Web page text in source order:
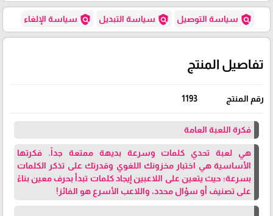
policy سياسة التوصيل policy سياسة التبديل policy سياسة الإلغاء
تفاصيل المنتج
رقم المنتج 1193
فكرة اللعبة العامة
هي لعبة تحدي كلمات وسرعة بديهة ممتعة جداً. فكرتها
الأساسية هي اختبار مخزونك اللغوي وقدرتك على تذكر الكلمات
بسرعة؛ حيث يتعين على اللاعبين إيجاد كلمات تبدأ بحرف معين بناءً
على تصنيف أو سؤال محدد، واللاعب الأسرع هو الفائز!